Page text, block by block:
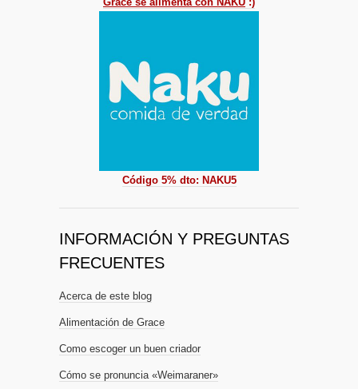
Código 5% dto: NAKU5
INFORMACIÓN Y PREGUNTAS
FRECUENTES
Acerca de este blog
Alimentación de Grace
Como escoger un buen criador
Cómo se pronuncia «Weimaraner»